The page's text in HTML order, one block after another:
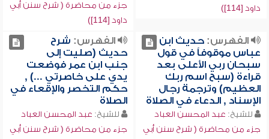
داود [114])
جزء من محاضرة ( شرح سنن أبي
داود [114])
الفهرس:حديث ابن
عباس موقوفاً في قول
سبحان ربي الأعلى بعد
قراءة (سبح اسم ربك
العظيم) وترجمة رجال
الإسناد , الدعاء في الصلاة
للشيخ: عبد المحسن العباد
جزء من محاضرة ( شرح سنن أبي
الفهرس: شرح
حديث (صليت إلى
جنب ابن عمر فوضعت
يدي على خاصرتي ...) ,
حكم التخصر والإقعاء في
الصلاة
للشيخ: عبد المحسن العباد
جزء من محاضرة ( شرح سنن أبي